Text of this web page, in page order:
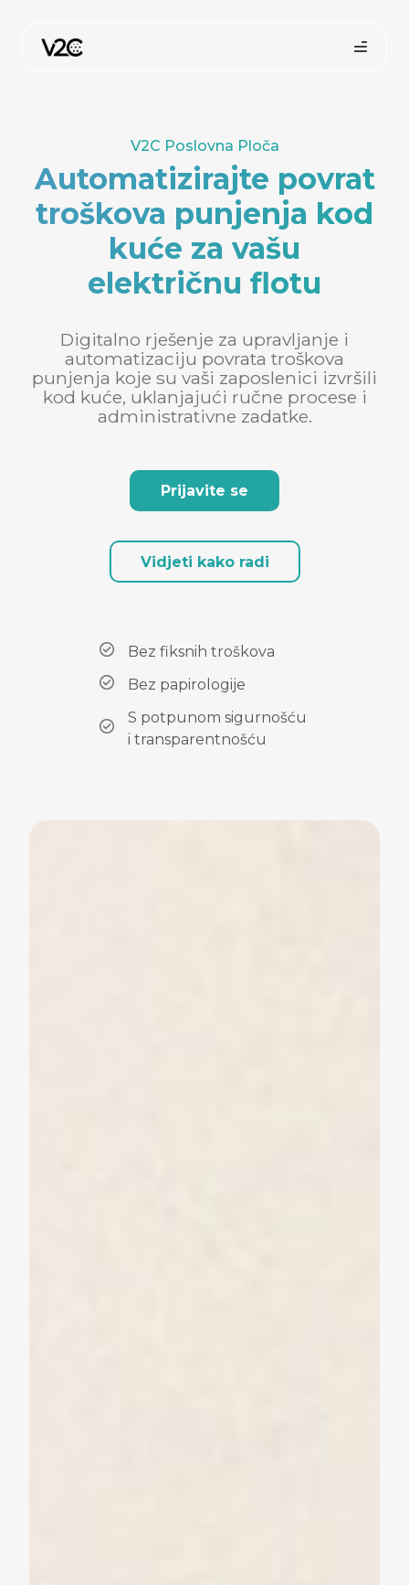
sadržaj
Kupi online
V2C Poslovna Ploča
Automatizirajte povrat
troškova punjenja kod
kuće za vašu
električnu flotu
Digitalno rješenje za upravljanje i
automatizaciju povrata troškova
punjenja koje su vaši zaposlenici izvršili
kod kuće, uklanjajući ručne procese i
administrativne zadatke.
Prijavite se
Vidjeti kako radi
Bez fiksnih troškova
Bez papirologije
S potpunom sigurnošću
i transparentnošću